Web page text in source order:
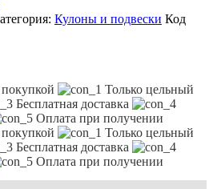
Кулоны и подвески Код
Только цельный
Бесплатная доставка
Оплата при получении
Только цельный
Бесплатная доставка
Оплата при получении